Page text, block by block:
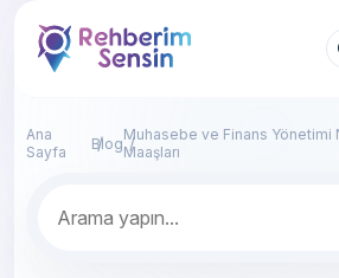
Ana
Sayfa
BlogMuhasebe ve Finans Yönetimi
Maaşları